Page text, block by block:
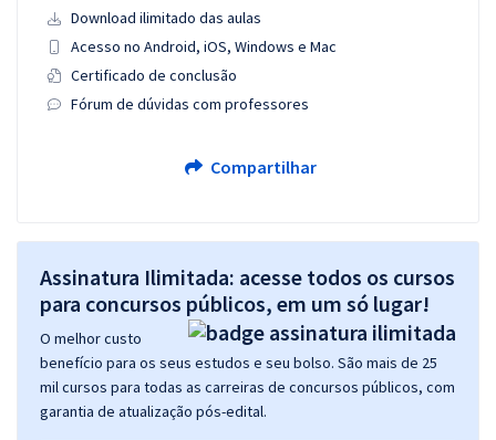
Download ilimitado das aulas
Acesso no Android, iOS, Windows e Mac
Certificado de conclusão
Fórum de dúvidas com professores
Compartilhar
Assinatura Ilimitada: acesse todos os cursos
para concursos públicos, em um só lugar!
O melhor custo
benefício para os seus estudos e seu bolso. São mais de 25
mil cursos para todas as carreiras de concursos públicos, com
garantia de atualização pós-edital.